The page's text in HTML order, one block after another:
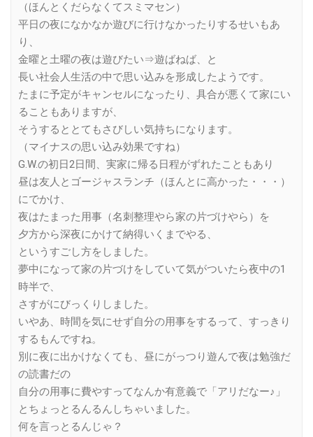
（ほんとくだらなくてスミマセン）
平日の夜になかなか遊びに行けなかったりするせいもあ
り、
金曜と土曜の夜は遊びたい⇒遊ばねば、と
長い社会人生活の中で思い込みを形成したようです。
たまに予定がキャンセルになったり、具合が悪くて家にい
ることもありますが、
そうするととてもさびしい気持ちになります。
（マイナスの思い込み効果ですね）
G.W.の初日2日間、実家に帰る日程がずれたこともあり
昼は友人とゴージャスランチ（ほんとに高かった・・・）
にでかけ、
夜はたまった用事（名刺整理やら家の片づけやら）を
夕方から深夜にかけて納得いくまでやる、
というすごし方をしました。
夢中になって家の片づけをしていて気がついたら夜中の1
時半で、
さすがにびっくりしました。
いやあ、時間を気にせず自分の用事をするって、すっきり
するもんですね。
別に夜に出かけなくても、昼にがっつり遊んで夜は勉強だ
の読書だの
自分の用事に費やすってなんか有意義で「アリだなー♪」
とちょっとるんるんしちゃいました。
何を言っとるんじゃ？